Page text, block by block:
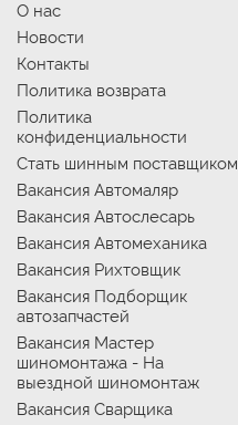
О нас
Новости
Контакты
Политика возврата
Политика
конфиденциальности
Стать шинным поставщиком
Вакансия Автомаляр
Вакансия Автослесарь
Вакансия Автомеханика
Вакансия Рихтовщик
Вакансия Подборщик
автозапчастей
Вакансия Мастер
шиномонтажа - На
выездной шиномонтаж
Вакансия Сварщика